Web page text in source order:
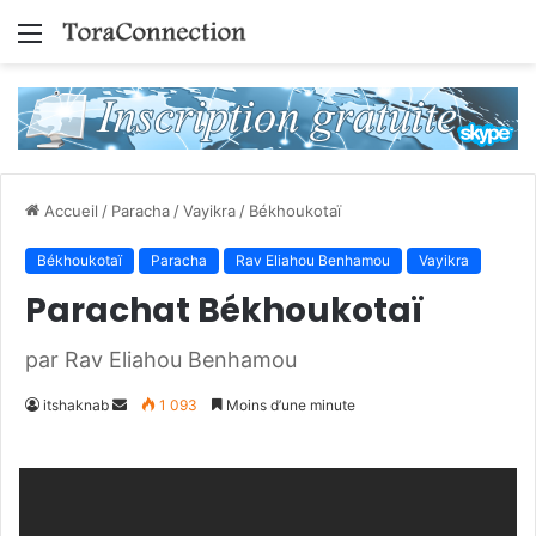
Menu
Accueil / Paracha /Vayikra / Békhoukotaï
Békhoukotaï Paracha Rav Eliahou Benhamou Vayikra
Parachat Békhoukotaï
par Rav Eliahou Benhamou
itshaknab
Envoyer
1 093 Moins d’une minute